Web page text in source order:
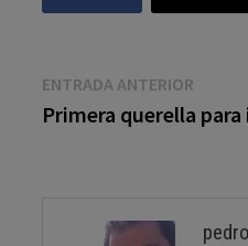
Navegación
de
ENTRADA ANTERIOR
Primera querella para
pedro